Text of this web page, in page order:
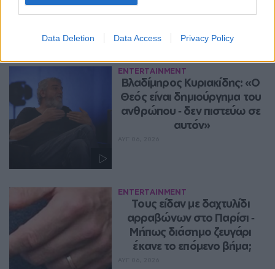
Data Deletion Data Access Privacy Policy
Περισσότερα Θέματα
Entertainment
ENTERTAINMENT
Βλαδίμηρος Κυριακίδης: «Ο
Θεός είναι δημιούργημα του
ανθρώπου ‑ δεν πιστεύω σε
αυτόν»
ENTERTAINMENT
Τους είδαν με δαχτυλίδι
αρραβώνων στο Παρίσι ‑
Μήπως διάσημο ζευγάρι
έκανε το επόμενο βήμα;